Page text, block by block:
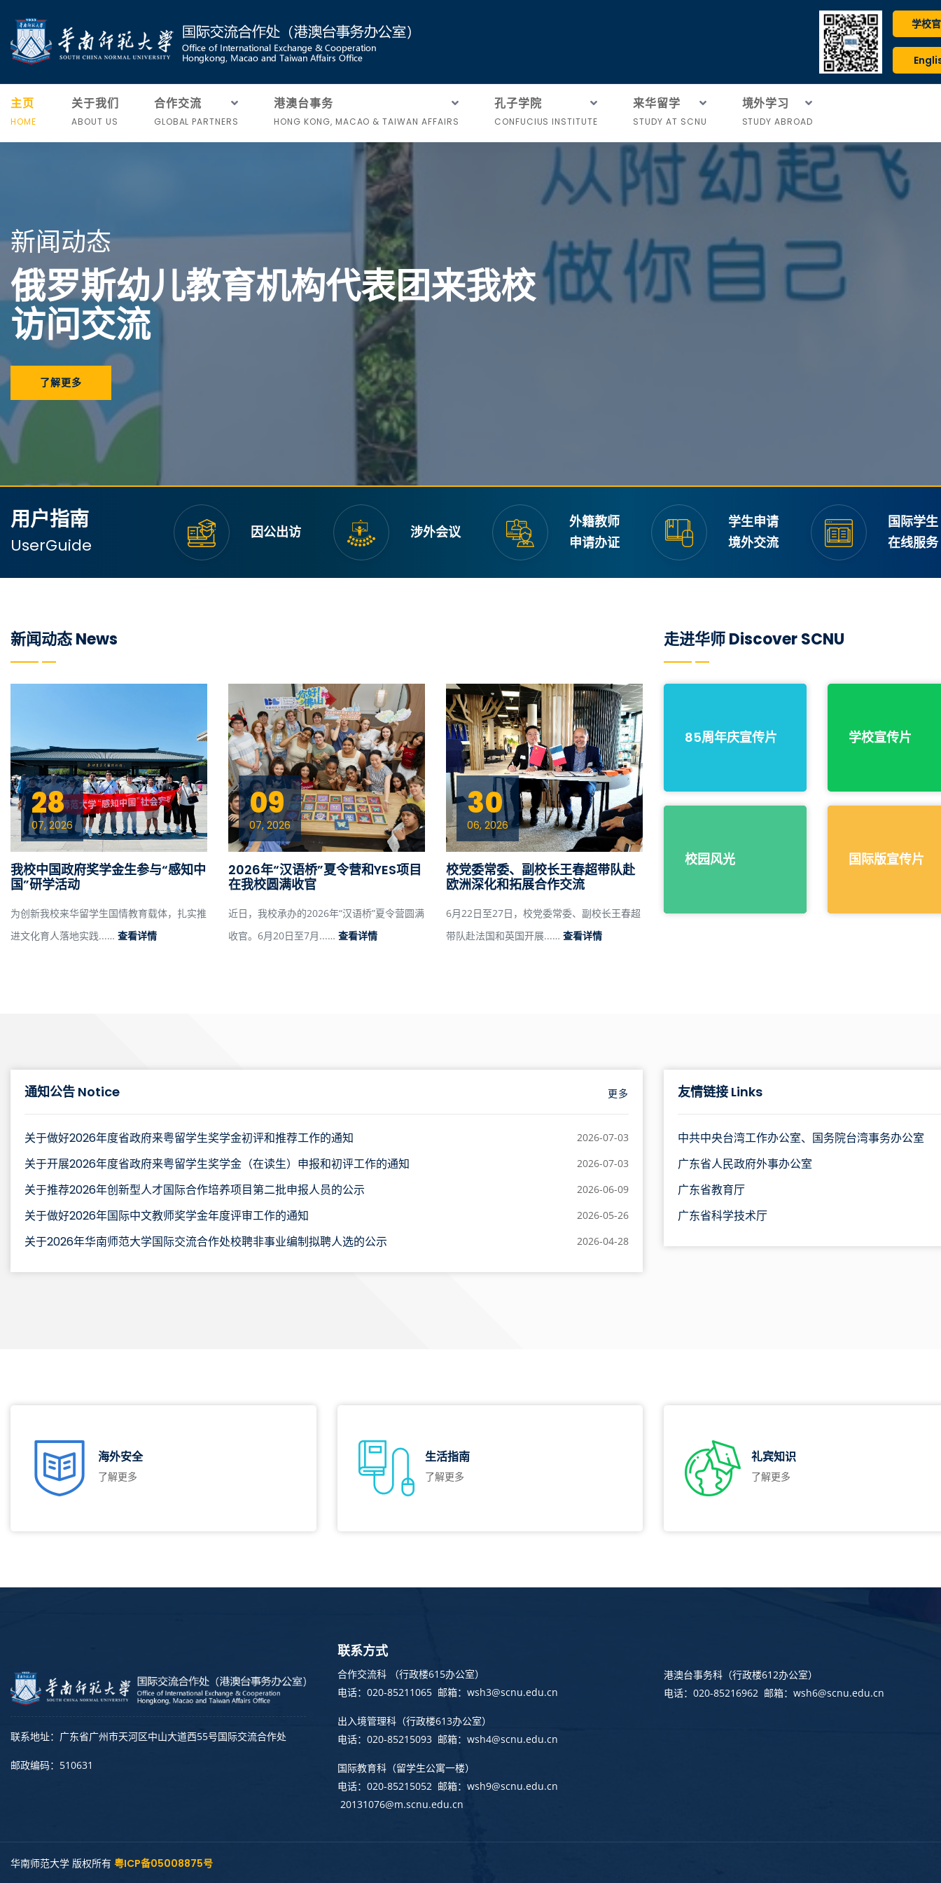
学校
主页
HOME
关于我们
ABOUT US
合作交流
GLOBAL PARTNERS
港澳台事务
HONG KONG, MACAO & TAIWAN AFFAIRS
孔子学院
CONFUCIUS INSTITUTE
来华留学
STUDY AT SCNU
境外学习
STUDY ABROAD
新闻动态
俄罗斯幼儿教育机构代表团来我校
访问交流
了解更多
用户指南
UserGuide
因公出访 涉外会议
外籍教师
申请办证
学生申请
境外交流
国际学生
在线服务
新闻动态 News
28
07, 2026
我校中国政府奖学金生参与“感知中
国”研学活动
为创新我校来华留学生国情教育载体，扎实推
进文化育人落地实践...… 查看详情
09
07, 2026
2026年“汉语桥”夏令营和YES项目
在我校圆满收官
近日，我校承办的2026年“汉语桥”夏令营圆满
收官。6月20日至7月...…查看详情
30
06, 2026
校党委常委、副校长王春超带队赴
欧洲深化和拓展合作交流
6月22日至27日，校党委常委、副校长王春超
带队赴法国和英国开展...…查看详情
走进华师 Discover SCNU
85周年庆宣传片 学校宣传片
校园风光 国际版宣传片
通知公告 Notice 更多
2026-07-03
关于做好2026年度省政府来粤留学生奖学金初评和推荐工作的通知
2026-07-03
关于开展2026年度省政府来粤留学生奖学金（在读生）申报和初评工作的通知
2026-06-09
关于推荐2026年创新型人才国际合作培养项目第二批申报人员的公示
2026-05-26
关于做好2026年国际中文教师奖学金年度评审工作的通知
2026-04-28
关于2026年华南师范大学国际交流合作处校聘非事业编制拟聘人选的公示
友情链接 Links
中共中央台湾工作办公室、国务院台湾事务办公室
广东省人民政府外事办公室
广东省教育厅
广东省科学技术厅
海外安全
了解更多
生活指南
了解更多
礼宾知识
了解更多
联系地址：广东省广州市天河区中山大道西55号国际交流合作处
邮政编码：510631
联系方式
合作交流科 （行政楼615办公室）
电话：020-85211065 邮箱：wsh3@scnu.edu.cn
出入境管理科（行政楼613办公室）
电话：020-85215093 邮箱：wsh4@scnu.edu.cn
国际教育科（留学生公寓一楼）
电话：020-85215052 邮箱：wsh9@scnu.edu.cn
20131076@m.scnu.edu.cn
港澳台事务科 （行政楼612办公室）
电话：020-85216962 邮箱：wsh6@scnu.edu.cn
华南师范大学 版权所有 粤ICP备05008875号